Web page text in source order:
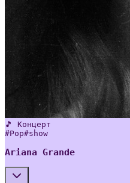
🎵 Концерт
#Pop#show
Ariana Grande